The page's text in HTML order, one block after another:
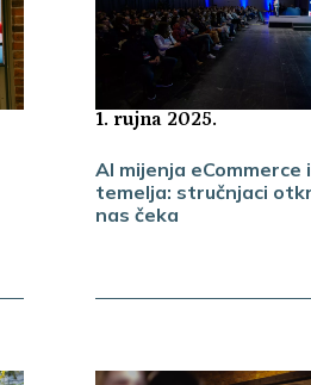
1. rujna 2025.
AI mijenja eCommerce
temelja: stručnjaci
nas čeka